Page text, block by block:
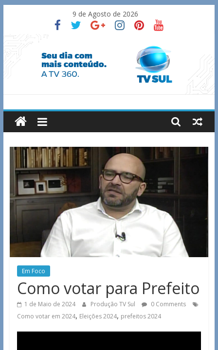
content
9 de Agosto de 2026
TV
Sul
Notícias
de
Guaxupé
e
região.
Em Foco
Como votar para Prefeito
1 de Maio de 2024 Produção TV Sul
0 Comments
Como votar em 2024, Eleições 2024, prefeitos 2024